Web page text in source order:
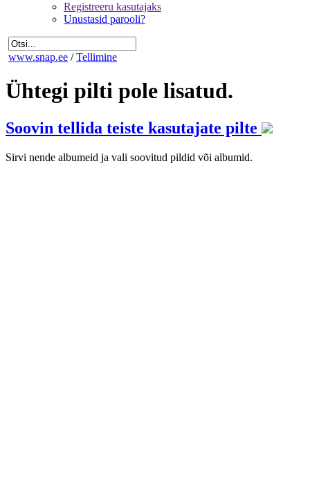
Registreeru kasutajaks
Unustasid parooli?
www.snap.ee / Tellimine
Ühtegi pilti pole lisatud.
Soovin tellida teiste kasutajate pilte
Sirvi nende albumeid ja vali soovitud pildid või albumid.